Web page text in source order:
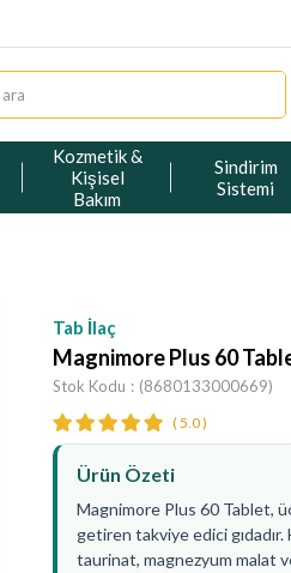
Kozmetik &
Kişisel
Bakım
Sindirim
Sistemi
Tab İlaç
Magnimore Plus 60
Stok Kodu (8680133000669)
5.0
Ürün Özeti
Magnimore Plus 60 Tablet,
getiren takviye edici
taurinat, magnezyum malat